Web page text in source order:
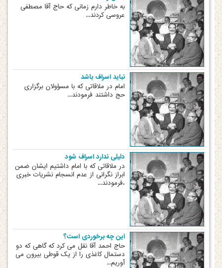
به خاطر دارم زمانی که حاج آقا مصطفی
عروسی کردند...
نباید اسراف باشد
امام در ملاقاتی که با مسؤولان برگزاری
حج داشتند فرمودند...
دلیلی ندارد اسراف شود
در ملاقاتی که با امام داشتیم ایشان ضمن
ابراز نگرانی از عدم انسجام نشریات خبری
،فرمودند...
این چه برخوردی است؟
حاج احمد آقا نقل می کرد که گاهی که دو
دستمال کاغذی را از یک قوطی بیرون می
آوریم...